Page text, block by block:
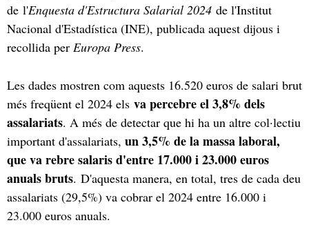
de l'Enquesta d'Estructura Salarial 2024 de l'Institut
Nacional d'Estadística (INE), publicada aquest dijous i
recollida per Europa Press.
Les dades mostren com aquests 16.520 euros de salari brut
més freqüent el 2024 els va percebre el 3,8% dels
assalariats. A més de detectar que hi ha un altre col·lectiu
important d'assalariats, un 3,5% de la massa laboral,
que va rebre salaris d'entre 17.000 i 23.000 euros
anuals bruts. D'aquesta manera, en total, tres de cada deu
assalariats (29,5%) va cobrar el 2024 entre 16.000 i
23.000 euros anuals.